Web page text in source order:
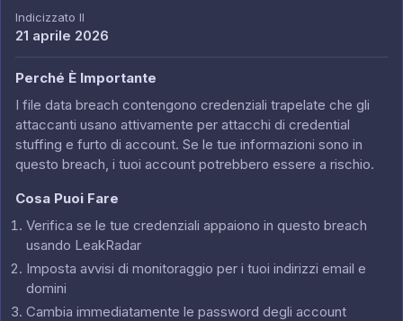
Indicizzato Il
21 aprile 2026
Perché È Importante
I file data breach contengono credenziali trapelate che gli
attaccanti usano attivamente per attacchi di credential
stuffing e furto di account. Se le tue informazioni sono in
questo breach, i tuoi account potrebbero essere a rischio.
Cosa Puoi Fare
Verifica se le tue credenziali appaiono in questo breach
usando LeakRadar
Imposta avvisi di monitoraggio per i tuoi indirizzi email e
domini
Cambia immediatamente le password degli account